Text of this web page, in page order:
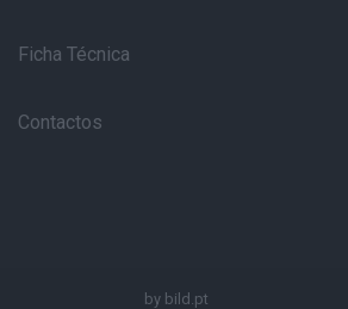
Ficha Técnica
Contactos
by bild.pt